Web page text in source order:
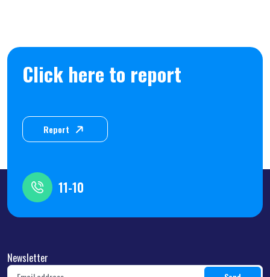
Click here to report
Report
11-10
Newsletter